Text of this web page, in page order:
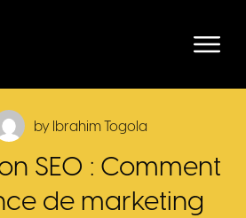
by Ibrahim Togola
SEO : Comment
de marketing